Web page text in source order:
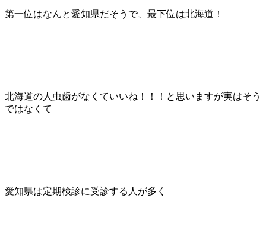
第一位はなんと愛知県だそうで、最下位は北海道！
北海道の人虫歯がなくていいね！！！と思いますが実はそう
ではなくて
愛知県は定期検診に受診する人が多く